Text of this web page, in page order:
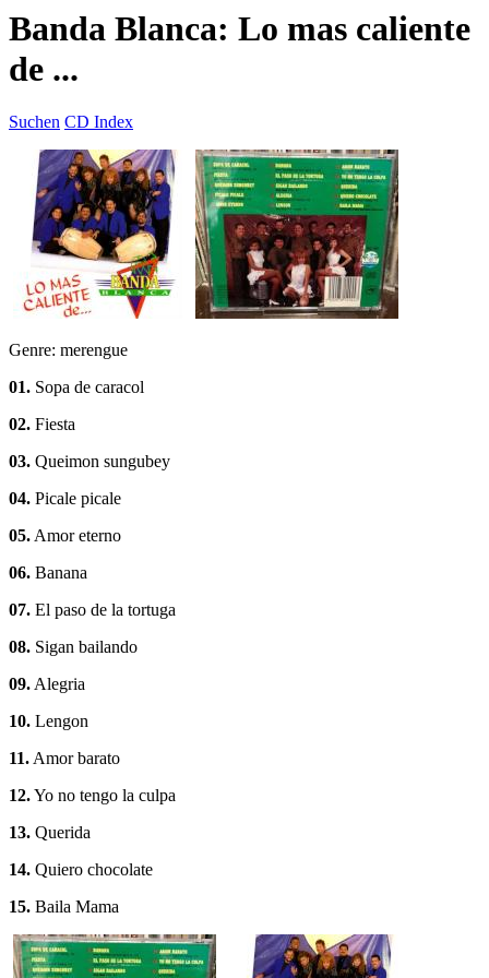
Banda Blanca: Lo mas caliente
de ...
Suchen CD Index
Genre: merengue
01. Sopa de caracol
02. Fiesta
03. Queimon sungubey
04. Picale picale
05.Amor eterno
06. Banana
07. El paso de la tortuga
08. Sigan bailando
09.Alegria
10. Lengon
11.Amor barato
12.Yo no tengo la culpa
13. Querida
14. Quiero chocolate
15. Baila Mama